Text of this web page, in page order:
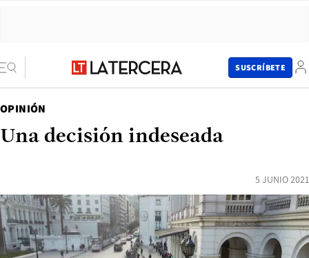
SUSCRÍBETE
OPINIÓN
Una decisión indeseada
5 JUNIO 2021